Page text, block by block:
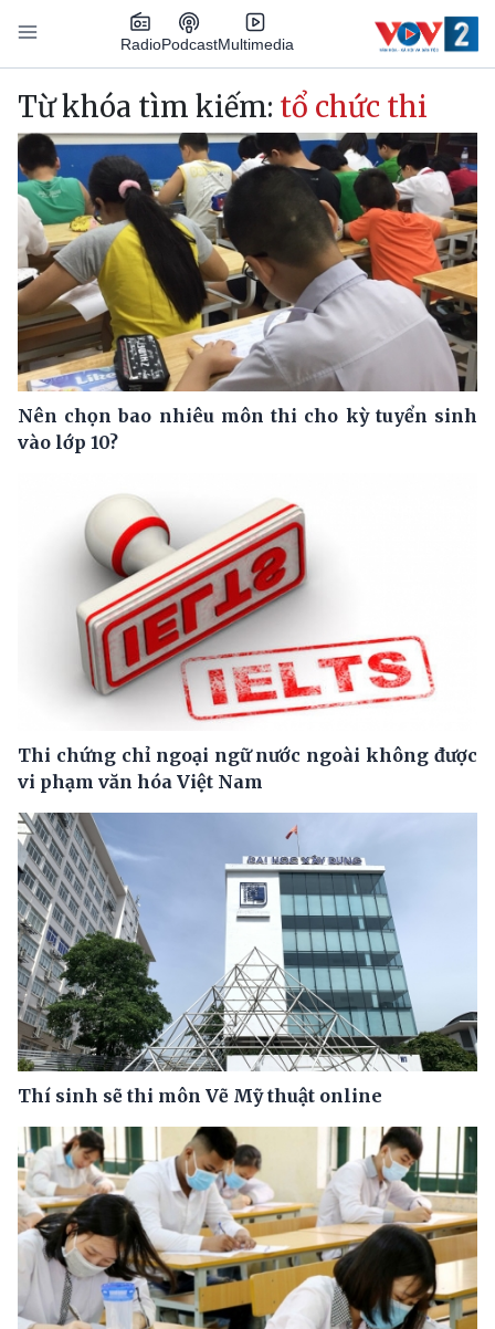
Nhảy đến nội dung
RadioPodcastMultimedia
Main navigation
Từ khóa tìm kiếm: tổ chức thi
Nên chọn bao nhiêu môn thi cho kỳ tuyển sinh
vào lớp 10?
Thi chứng chỉ ngoại ngữ nước ngoài không được
vi phạm văn hóa Việt Nam
Thí sinh sẽ thi môn Vẽ Mỹ thuật online